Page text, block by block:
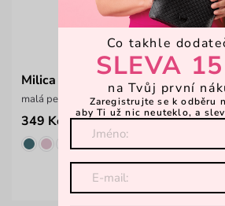
Milica
malá peněženka z hladkého materiálu
349 Kč 499 Kč
Co takhle
SLEVA
na Tvůj první
Zaregistrujte se k odběru
aby Ti už nic neuteklo, a